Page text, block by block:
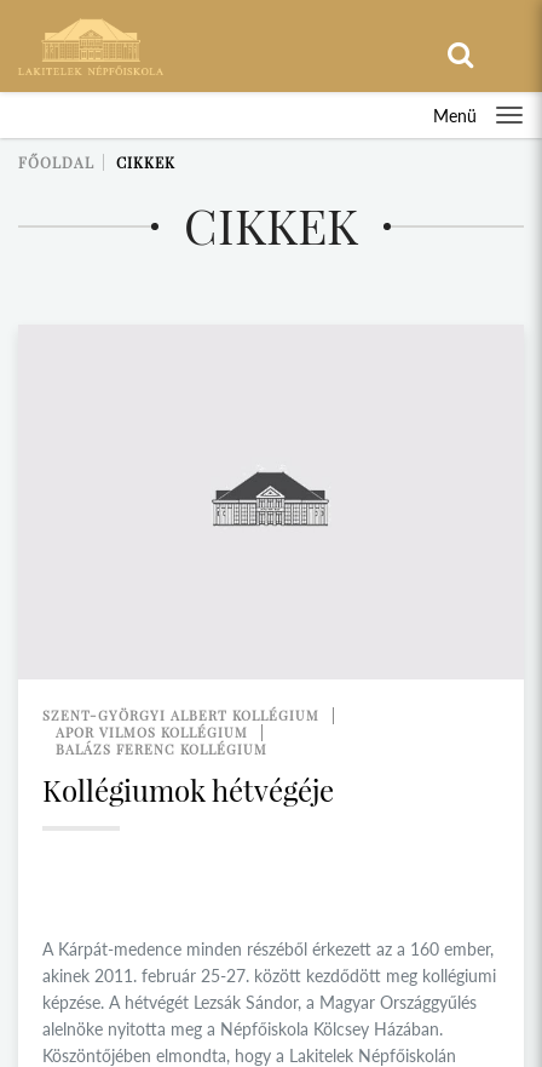
Menü
FŐOLDAL CIKKEK
CIKKEK
SZENT-GYÖRGYI ALBERT KOLLÉGIUM
APOR VILMOS KOLLÉGIUM
BALÁZS FERENC KOLLÉGIUM
Kollégiumok hétvégéje
A Kárpát-medence minden részéből érkezett az a 160 ember,
akinek 2011. február 25-27. között kezdődött meg kollégiumi
képzése. A hétvégét Lezsák Sándor, a Magyar Országgyűlés
alelnöke nyitotta meg a Népfőiskola Kölcsey Házában.
Köszöntőjében elmondta, hogy a Lakitelek Népfőiskolán